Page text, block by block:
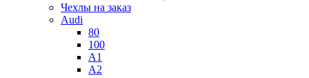
Чехлы на заказ
Audi
80
100
A1
A2